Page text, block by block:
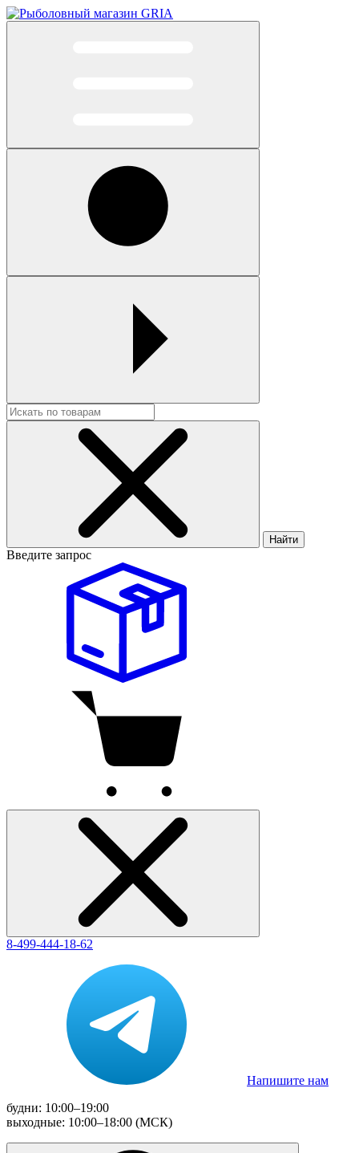
Найти
Введите запрос
8-499-444-18-62
Напишите нам
будни: 10:00–19:00
выходные: 10:00–18:00 (МСК)